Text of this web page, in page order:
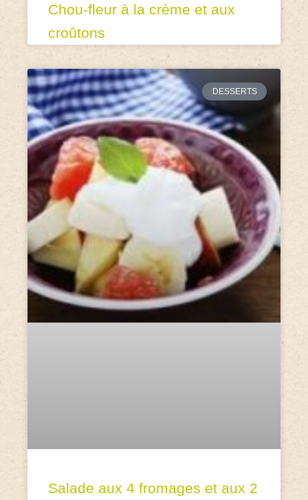
Chou-fleur à la crème et aux
croûtons
DESSERTS
Salade aux 4 fromages et aux 2